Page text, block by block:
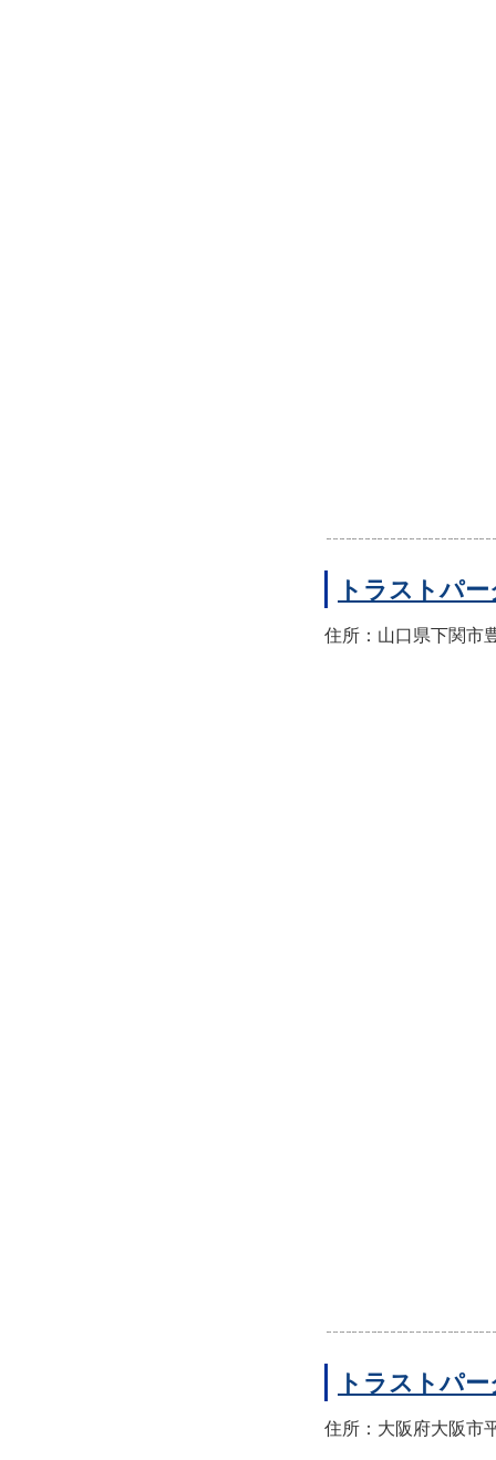
トラストパ
住所：山口県下関市
トラストパ
住所：大阪府大阪市